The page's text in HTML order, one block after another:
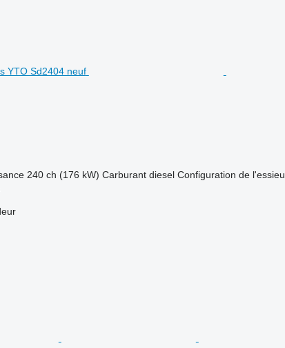
240 ch (176 kW) Carburant diesel Configuration de l'essieu